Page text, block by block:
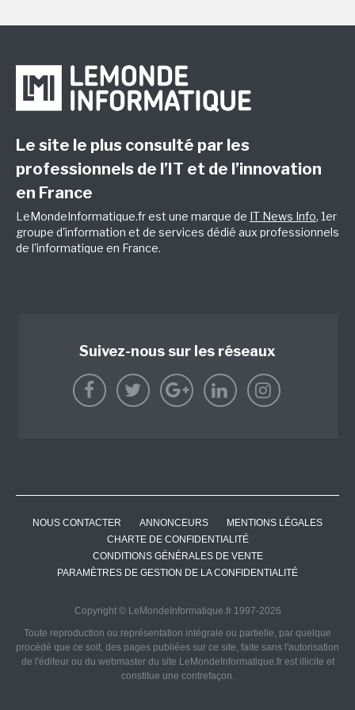
Le site le plus consulté par les
professionnels de l’IT et de l’innovation
en France
LeMondeInformatique.fr est une marque de IT News Info, 1er
groupe d'information et de services dédié aux professionnels
de l'informatique en France.
Suivez-nous sur les réseaux
NOUS CONTACTER ANNONCEURS
MENTIONS LÉGALES
CHARTE DE CONFIDENTIALITÉ
CONDITIONS GÉNÉRALES DE VENTE
PARAMÈTRES DE GESTION DE LA CONFIDENTIALITÉ
Copyright © LeMondeInformatique.fr 1997-2026
Toute reproduction ou représentation intégrale ou partielle, par quelque
procédé que ce soit, des pages publiées sur ce site, faite sans l'autorisation
de l'éditeur ou du webmaster du site LeMondeInformatique.fr est illicite et
constitue une contrefaçon.